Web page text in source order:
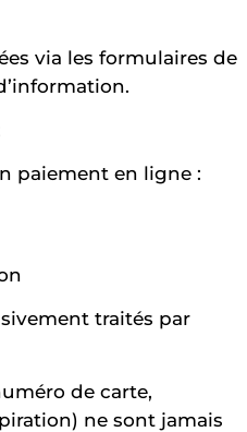
via les formulaires de
paiement en ligne :
traités par
de carte,
ne sont jamais